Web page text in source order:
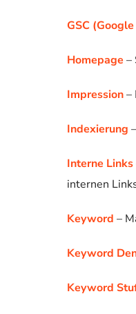
GSC
Homepage –
Impression–
Indexierung
Interne Links
internen
Keyword –
Keyword
Keyword